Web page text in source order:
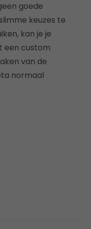
goede
keuzes te
kan je je
een custom
van de
normaal